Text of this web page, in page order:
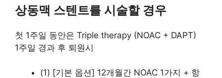
상동맥 스텐트를 시술할 경우
첫 1주일 동안은 Triple therapy (NOAC + DAPT)
1주일 경과 후 퇴원시
(1) [기본 옵션] 12개월간 NOAC 1가지 + 항